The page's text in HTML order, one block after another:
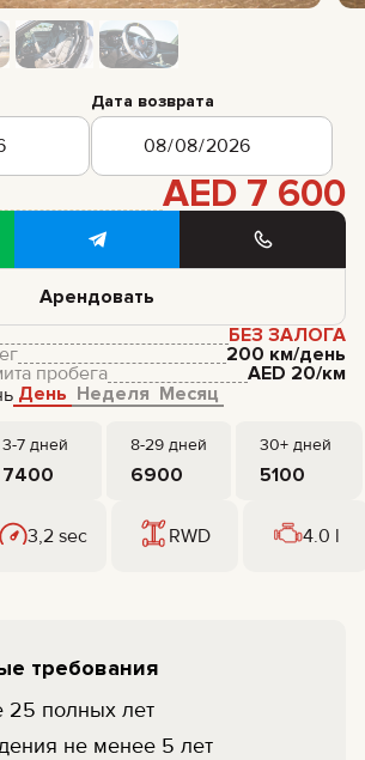
Дата возврата
AED 7 600
Арендовать
День Неделя Месяц
3-7 дней 8-29 дней 30+ дней
7400 6900 5100
БЕЗ ЗАЛОГА
200 км/день
пробега
AED 20/км
3,2 sec RWD 4.0 l
требования
25 полных лет
не менее 5 лет